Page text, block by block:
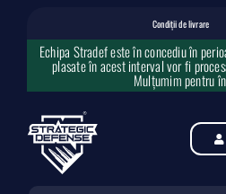
content
Condiții de livrare
Echipa Stradef este în concediu în
plasate în acest interval vor fi
Mulțumim pentru